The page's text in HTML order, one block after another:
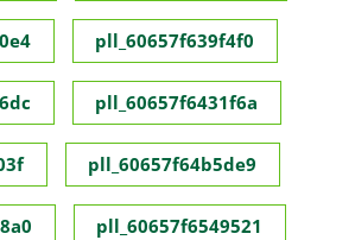
pll_60657f639f4f0
pll_60657f6431f6a
pll_60657f64b5de9
pll_60657f6549521